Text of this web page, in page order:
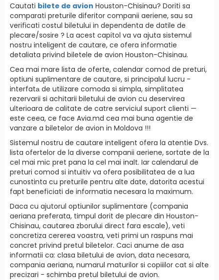
Cautati bilete de avion Houston-Chisinau? Doriti sa
comparati preturile diferitor companii aeriene, sau sa
verificati costul biletului in dependenta de datile de
plecare/sosire ? La acest capitol va va ajuta sistemul
nostru inteligent de cautare, ce ofera informatie
detaliata privind biletele de avion Houston-Chisinau.
Cea mai mare lista de oferte, calendar comod de preturi,
optiuni suplimentare de cautare, si principalul lucru -
interfatа de utilizare comoda si simpla, simplitatea
rezervarii si achitarii biletului de avion cu deservirea
ulterioara de calitate de catre serviciul suport clienti —
este ceea, ce face Avia.md cea mai buna agentie de
vanzare a biletelor de avion in Moldova !!!
Sistemul nostru de cautare inteligent ofera la atentie Dvs.
lista ofertelor de la diverse companii aeriene, sortate de la
cel mai mic pret pana la cel mai inalt. Iar calendarul de
preturi comod si intuitiv va ofera posibilitatea de a lua
cunostinta cu preturile pentru alte date, datorita acestui
fapt beneficiati de informatia necesara la maximum.
Daca cu ajutorul optiunilor suplimentare (compania
aeriana preferata, timpul dorit de plecare din Houston-
Chisinau, cautarea zborului direct fara escale), veti
concretiza cererea voastra, veti primi un raspuns mai
concret privind pretul biletelor. Caci anume de asa
informatii ca: clasa biletului de avion, data necesara,
compania aeriana, numarul maturilor si copiiilor cat si alte
precizari - schimba pretul biletului de avion.